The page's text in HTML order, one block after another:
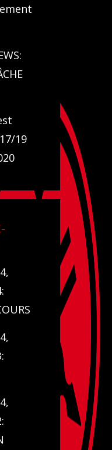
19